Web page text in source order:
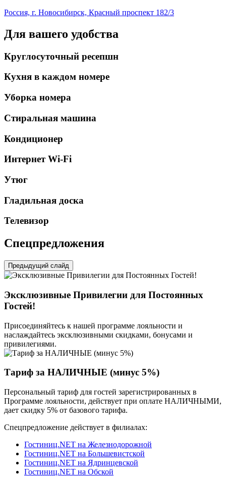
Россия, г. Новосибирск, Красный проспект 182/3
Для вашего удобства
Круглосуточный ресепшн
Кухня в каждом номере
Уборка номера
Стиральная машина
Кондиционер
Интернет Wi-Fi
Утюг
Гладильная доска
Телевизор
Спецпредложения
Предыдущий слайд
Эксклюзивные Привилегии для Постоянных
Гостей!
Присоединяйтесь к нашей программе лояльности и
наслаждайтесь эксклюзивными скидками, бонусами и
привилегиями.
Тариф за НАЛИЧНЫЕ (минус 5%)
Персональный тариф для гостей зарегистрированных в
Программе лояльности, действует при оплате НАЛИЧНЫМИ,
дает скидку 5% от базового тарифа.
Спецпредложение действует в филиалах:
Гостиниц.NET на Железнодорожной
Гостиниц.NET на Большевистской
Гостиниц.NET на Ядринцевской
Гостиниц.NET на Обской